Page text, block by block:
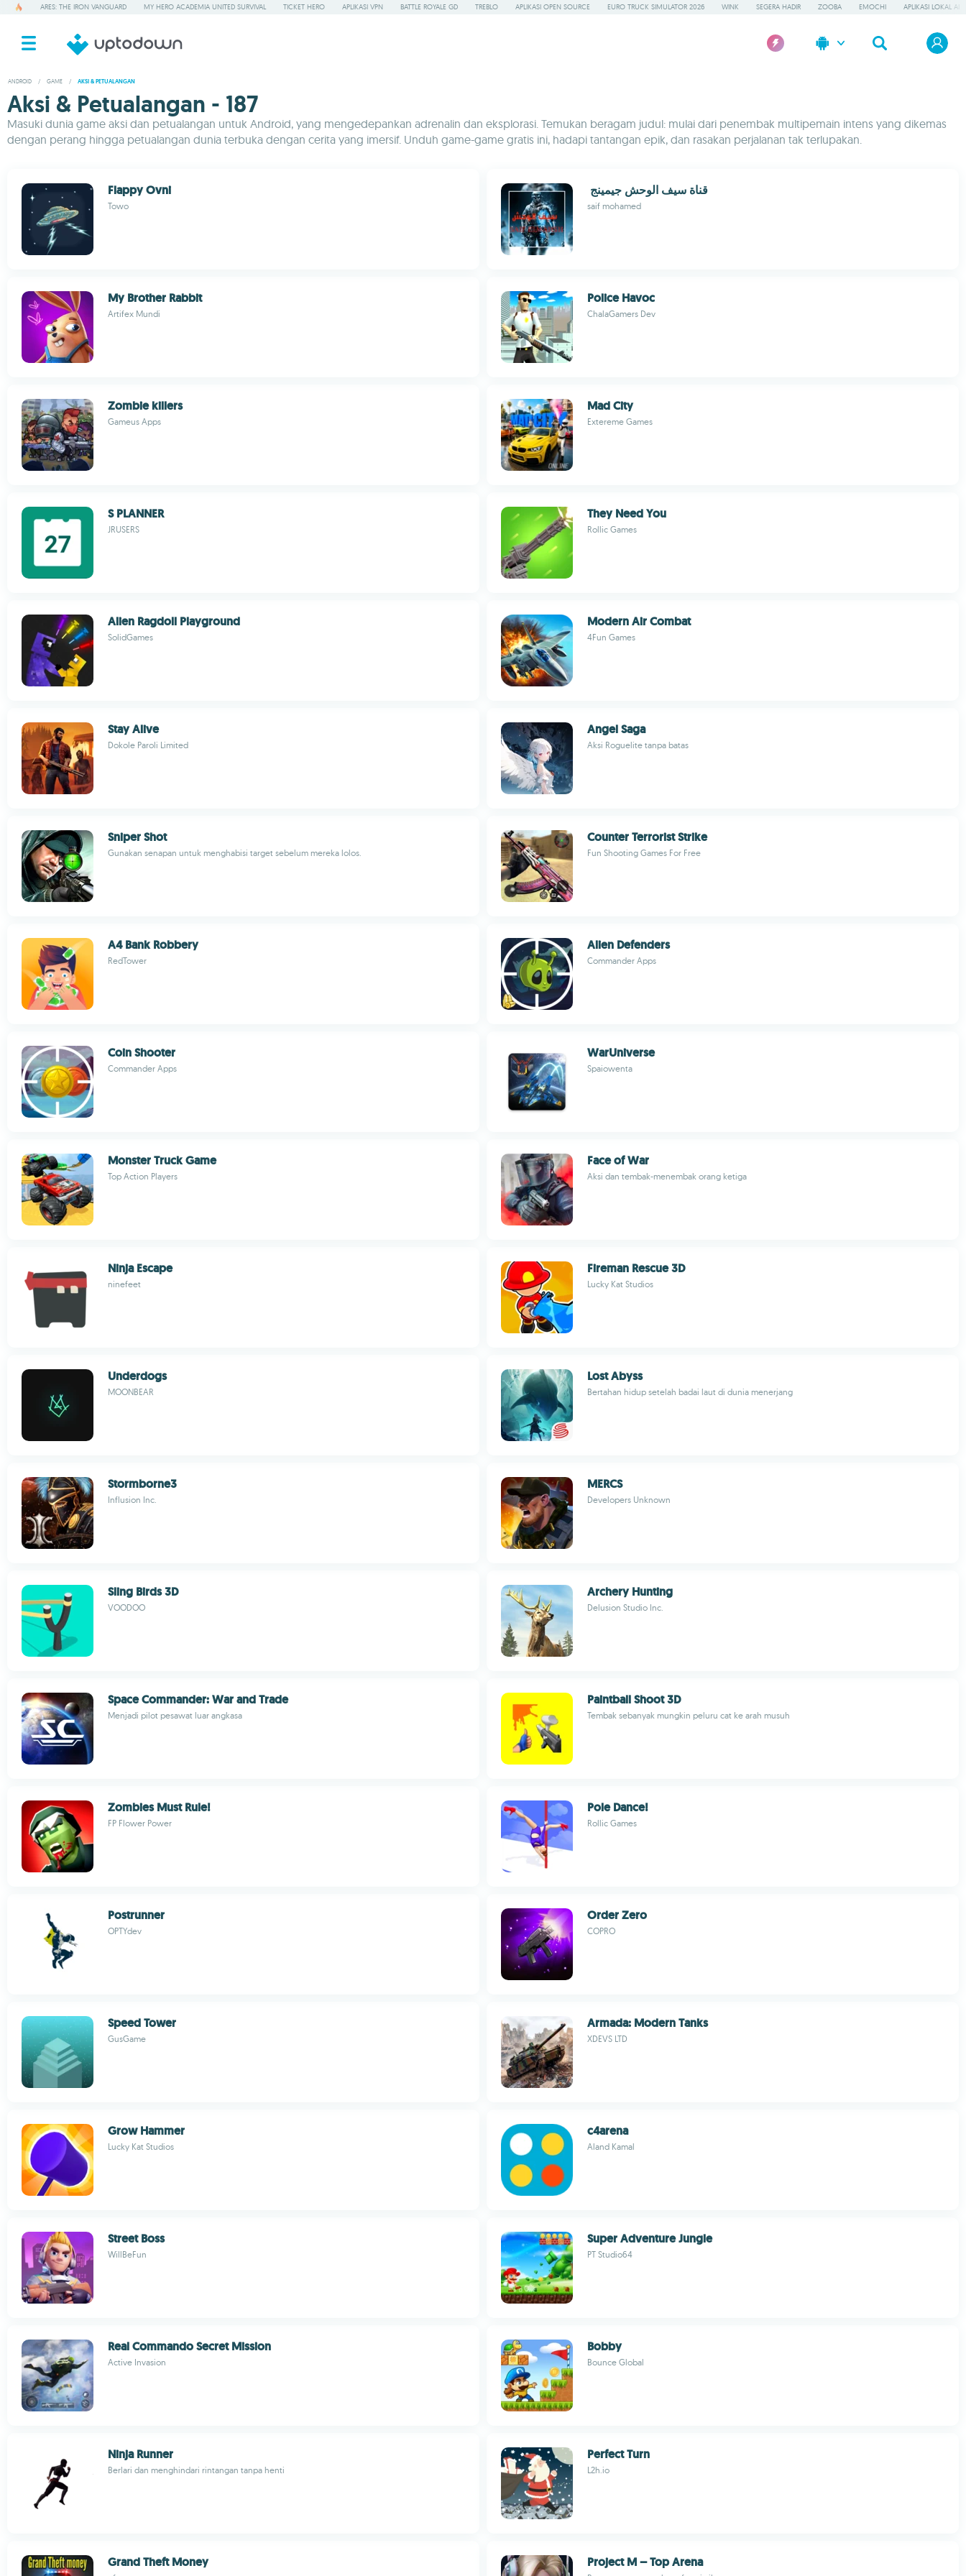
ARES: THE IRON VANGUARD MY HERO ACADEMIA UNITED SURVIVAL TICKET HERO APLIKASI VPN BATTLE ROYALE GD TREBLO APLIKASI OPEN SOURCE EURO TRUCK SIMULATOR 2026 WINK SEGERA HADIR ZOOBA EMOCHI APLIKASI LOKAL AI
ANDROID / GAME / AKSI & PETUALANGAN
Aksi & Petualangan - 187
Masuki dunia game aksi dan petualangan untuk Android, yang mengedepankan adrenalin dan eksplorasi. Temukan beragam judul: mulai dari penembak multipemain intens yang dikemas
dengan perang hingga petualangan dunia terbuka dengan cerita yang imersif. Unduh game-game gratis ini, hadapi tantangan epik, dan rasakan perjalanan tak terlupakan.
Flappy Ovni
Towo
قناة ‏سيف ‏الوحش ‏جيمينج ‏
saif mohamed
My Brother Rabbit
Artifex Mundi
Police Havoc
ChalaGamers Dev
Zombie killers
Gameus Apps
Mad City
Extereme Games
S PLANNER
JRUSERS
They Need You
Rollic Games
Alien Ragdoll Playground
SolidGames
Modern Air Combat
4Fun Games
Stay Alive
Dokole Paroli Limited
Angel Saga
Aksi Roguelite tanpa batas
Sniper Shot
Gunakan senapan untuk menghabisi target sebelum mereka lolos.
Counter Terrorist Strike
Fun Shooting Games For Free
A4 Bank Robbery
RedTower
Alien Defenders
Commander Apps
Coin Shooter
Commander Apps
WarUniverse
Spaiowenta
Monster Truck Game
Top Action Players
Face of War
Aksi dan tembak-menembak orang ketiga
Ninja Escape
ninefeet
Fireman Rescue 3D
Lucky Kat Studios
Underdogs
MOONBEAR
Lost Abyss
Bertahan hidup setelah badai laut di dunia menerjang
Stormborne3
Influsion Inc.
MERCS
Developers Unknown
Sling Birds 3D
VOODOO
Archery Hunting
Delusion Studio Inc.
Space Commander: War and Trade
Menjadi pilot pesawat luar angkasa
Paintball Shoot 3D
Tembak sebanyak mungkin peluru cat ke arah musuh
Zombies Must Rule!
FP Flower Power
Pole Dance!
Rollic Games
Postrunner
OPTYdev
Order Zero
COPRO
Speed Tower
GusGame
Armada: Modern Tanks
XDEVS LTD
Grow Hammer
Lucky Kat Studios
c4arena
Aland Kamal
Street Boss
WillBeFun
Super Adventure Jungle
PT Studio64
Real Commando Secret Mission
Active Invasion
Bobby
Bounce Global
Ninja Runner
Berlari dan menghindari rintangan tanpa henti
Perfect Turn
L2h.io
Grand Theft Money Project M – Top Arena